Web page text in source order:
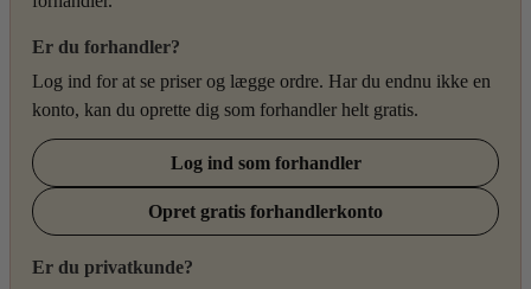
Er du forhandler?
Log ind for at se priser og lægge ordre. Har du endnu ikke en
konto, kan du oprette dig som forhandler helt gratis.
Log ind som forhandler
Opret gratis forhandlerkonto
Er du privatkunde?